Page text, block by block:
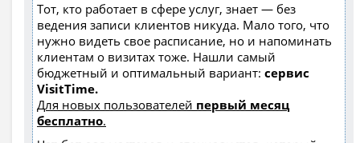
Тот, кто работает в сфере услуг, знает — без
ведения записи клиентов никуда. Мало того, что
нужно видеть свое расписание, но и напоминать
клиентам о визитах тоже. Нашли самый
бюджетный и оптимальный вариант: сервис
VisitTime.
Для новых пользователей первый месяц
бесплатно.